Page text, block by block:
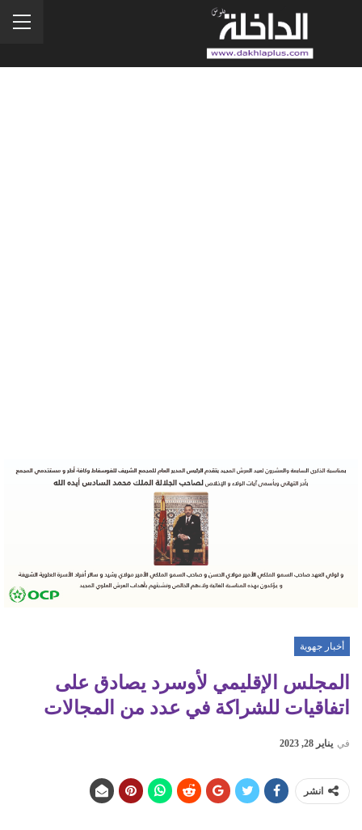
أخبار جهوية
المجلس الإقليمي لأوسرد يصادق على
اتفاقيات للشراكة في عدد من المجالات
في يناير 28, 2023
انشر